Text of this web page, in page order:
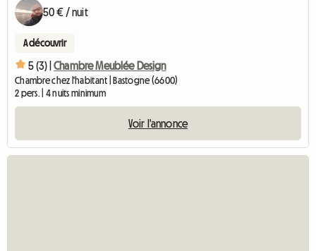
50 € / nuit
A découvrir
5 (3) | Chambre Meublée Design
Chambre chez l'habitant | Bastogne (6600)
2 pers. | 4 nuits minimum
Voir l'annonce